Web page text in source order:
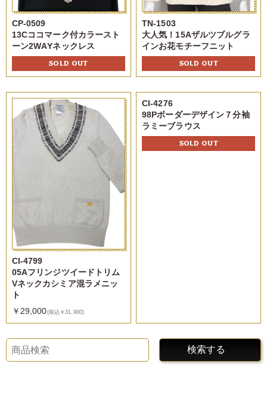
CP-0509
13Cココマーク付カラースト
ーン2WAYネックレス
SOLD OUT
TN-1503
大人気！15Aザルツブルグラ
インお花モチーフニット
SOLD OUT
CI-4799
05Aフリンジツイードトリム
Vネックカシミア混ラメニッ
ト
￥29,000(税込￥31,900)
CI-4276
98Pボーダーデザイン７分袖
ラミーブラウス
SOLD OUT
検索する